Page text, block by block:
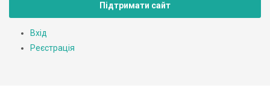
Підтримати сайт
Вхід
Реєстрація